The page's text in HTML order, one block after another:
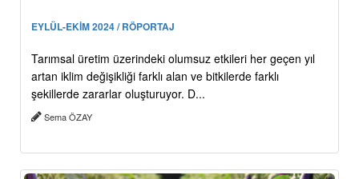
EYLÜL-EKİM 2024 / RÖPORTAJ
Tarımsal üretim üzerindeki olumsuz etkileri her geçen yıl
artan iklim değişikliği farklı alan ve bitkilerde farklı
şekillerde zararlar oluşturuyor. D...
Sema ÖZAY